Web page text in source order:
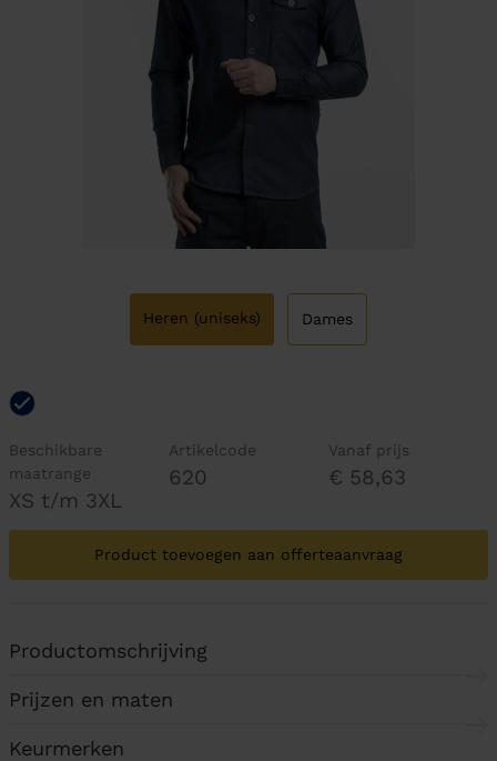
Heren (uniseks) Dames
Beschikbare
maatrange
XS t/m 3XL
Artikelcode
620
Vanaf prijs
€ 58,63
Product toevoegen aan offerteaanvraag
Productomschrijving
Prijzen en maten
Keurmerken